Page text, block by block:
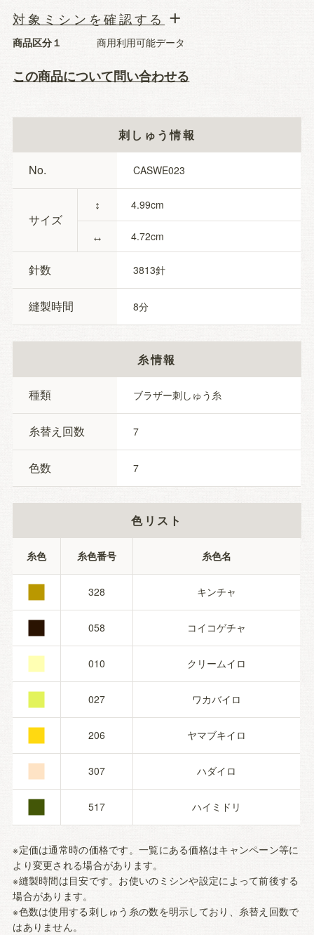
商品区分１ 商用利用可能データ
この商品について問い合わせる
対象ミシンを確認する
刺しゅう情報
No. CASWE023
サイズ
↕
↔
4.99
4.72
針数 3813
縫製時間 8
糸情報
種類 ブラザー刺しゅう糸
糸替え回数 7
色数 7
色リスト
糸色 糸色番号 糸色名
■ 328 キンチャ
■ 058 コイコゲチャ
■ 010 クリームイロ
■ 027 ワカバイロ
■ 206 ヤマブキイロ
■ 307 ハダイロ
■ 517 ハイミドリ
※定価は通常時の価格です。一覧にある価格はキャンペーン等に
より変更される場合があります。
※縫製時間は目安です。お使いのミシンや設定によって前後する
場合があります。
※色数は使用する刺しゅう糸の数を明示しており、糸替え回数で
はありません。